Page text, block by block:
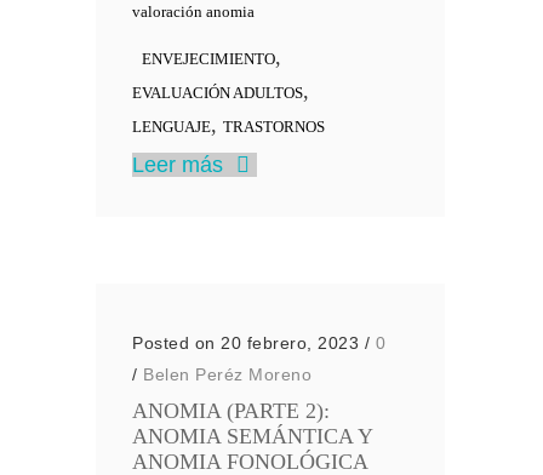
valoración anomia
ENVEJECIMIENTO,
EVALUACIÓN ADULTOS,
LENGUAJE, TRASTORNOS
Leer más
Posted on 20 febrero, 2023 / 0
/ Belen Peréz Moreno
ANOMIA (PARTE 2):
ANOMIA SEMÁNTICA Y
ANOMIA FONOLÓGICA